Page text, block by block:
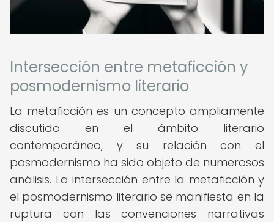
Intersección entre metaficción y
posmodernismo literario
La metaficción es un concepto ampliamente
discutido en el ámbito literario
contemporáneo, y su relación con el
posmodernismo ha sido objeto de numerosos
análisis. La intersección entre la metaficción y
el posmodernismo literario se manifiesta en la
ruptura con las convenciones narrativas